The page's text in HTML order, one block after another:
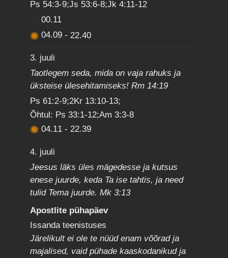
Ps 54:3-9;Js 53:6-8;Jk 4:11-12
00.11
04.09- 22.40
3. juuli
Taotlegem seda, mida on vaja rahuks ja
üksteise ülesehitamiseks! Rm 14:19
Ps 61:2-9;2Kr 13:10-13;
Õhtul: Ps 33:1-12;Am 3:3-8
04.11-22.39
4. juuli
Jeesus läks üles mägedesse ja kutsus
enese juurde, keda Ta ise tahtis, ja need
tulid Tema juurde. Mk 3:13
Apostlite pühapäev
Issanda teenistuses
Järelikult ei ole te nüüd enam võõrad ja
majalised, vaid pühade kaaskodanikud ja